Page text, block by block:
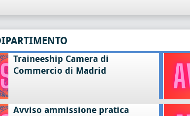
Traineeship Camera di
Commercio di Madrid
Avviso ammissione pratica